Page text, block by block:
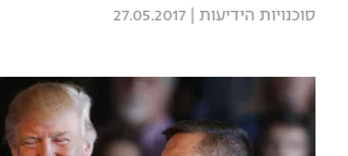
סוכנויות הידיעות 27.05.2017